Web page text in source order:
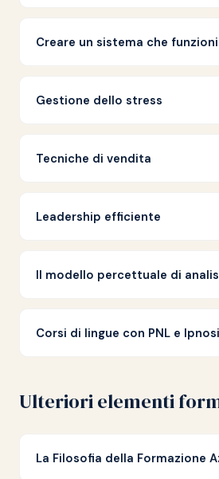
Creare un sistema che funzioni
Gestione dello stress
Tecniche di vendita
Leadership efficiente
Il modello percettuale di
Corsi di lingue con PNL e Ipnosi
Ulteriori elementi
La Filosofia della Formazione